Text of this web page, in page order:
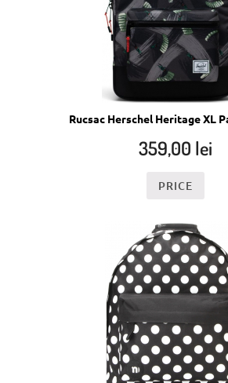
Rucsac Herschel Heritage XL
359,00 lei
PRICE